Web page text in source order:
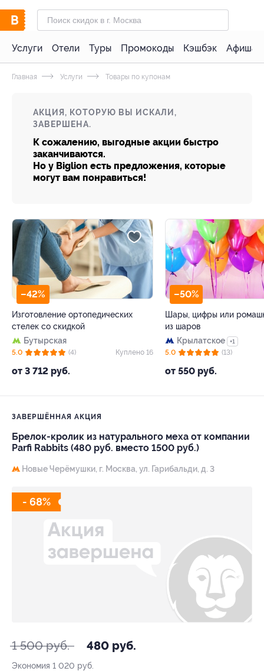
Услуги Отели Туры Промокоды Кэшбэк Афиша
Главная Услуги Товары по купонам
АКЦИЯ, КОТОРУЮ ВЫ ИСКАЛИ,
ЗАВЕРШЕНА.
К сожалению, выгодные акции быстро
заканчиваются.
Но у Biglion есть предложения, которые
могут вам понравиться!
–42%
Изготовление ортопедических
стелек со скидкой
Бутырская
от 3 712 руб.
5.0 (4) Куплено 16
–50%
Шары, цифры или
из шаров
Крылатское
+1
от 550 руб.
5.0 (13)
ЗАВЕРШЁННАЯ АКЦИЯ
Брелок-кролик из натурального меха от компании
Parfi Rabbits (480 руб. вместо 1500 руб.)
Новые Черёмушки, г. Москва, ул. Гарибальди, д. 3
- 68%
1 500 руб. 480 руб.
Экономия 1 020 руб.